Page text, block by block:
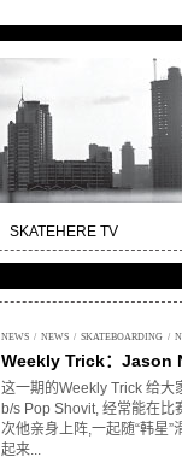
SKATEHERE TV
NEWS / NEWS / SKATEBOARDING /
Weekly Trick：Jason
这一期的Weekly Trick 给大
b/s Pop Shovit, 经常能在
次他亲身上阵,一起随“韩星”
起来...